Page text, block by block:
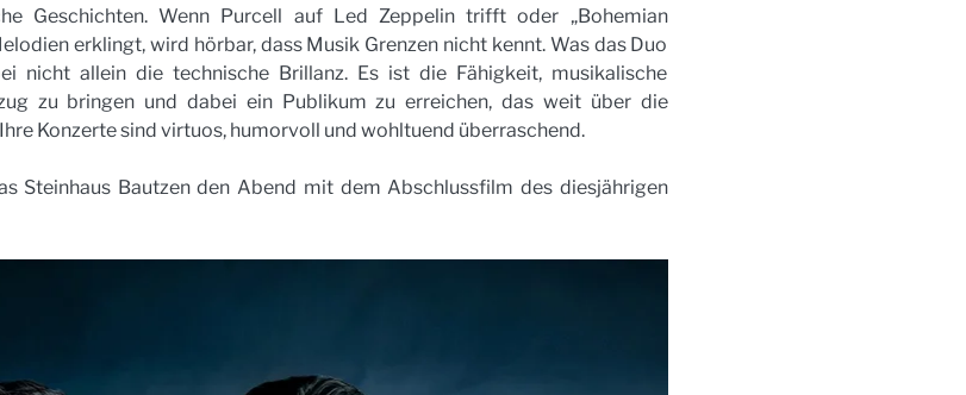
Geschichten. Wenn Purcell auf Led Zeppelin trifft oder „Bohemian
erklingt, wird hörbar, dass Musik Grenzen nicht kennt. Was das Duo
nicht allein die technische Brillanz. Es ist die Fähigkeit, musikalische
zu bringen und dabei ein Publikum zu erreichen, das weit über die
Konzerte sind virtuos, humorvoll und wohltuend überraschend.
Steinhaus Bautzen den Abend mit dem Abschlussfilm des diesjährigen